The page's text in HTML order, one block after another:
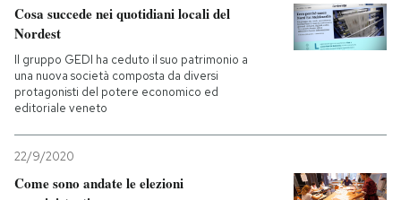
Cosa succede nei quotidiani locali del
Nordest
Il gruppo GEDI ha ceduto il suo patrimonio a
una nuova società composta da diversi
protagonisti del potere economico ed
editoriale veneto
22/9/2020
Come sono andate le elezioni